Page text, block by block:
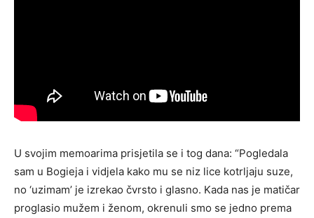
U svojim memoarima prisjetila se i tog dana: “Pogledala
sam u Bogieja i vidjela kako mu se niz lice kotrljaju suze,
no ‘uzimam’ je izrekao čvrsto i glasno. Kada nas je matičar
proglasio mužem i ženom, okrenuli smo se jedno prema